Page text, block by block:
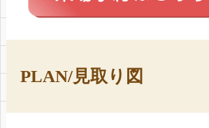
PLAN/見取り図